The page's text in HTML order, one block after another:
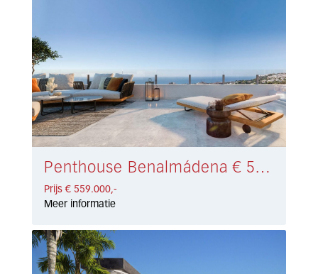
Penthouse Benalmádena € 559.000,-
Prijs € 559.000,-
Meer informatie